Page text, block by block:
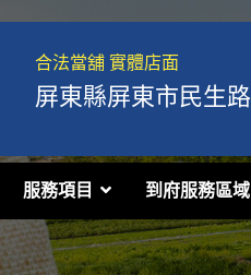
合法當舖 實體店面
屏東縣屏東市民生
服務項目 到府服務區域